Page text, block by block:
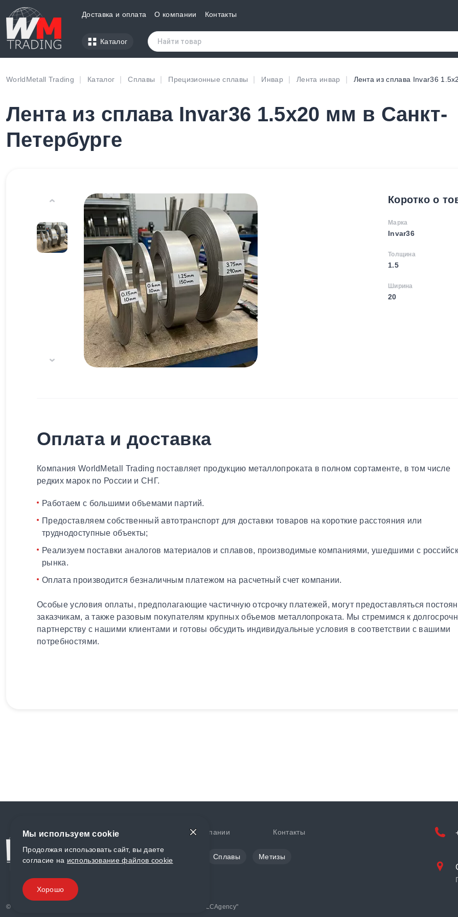
Доставка и оплата О компании Контакты
Каталог
WorldMetall Trading Каталог Сплавы Прецизионные сплавы Инвар Лента инвар Лента из сплава Invar36
Лента из сплава Invar36 1.5х20 мм в Санкт-
Петербурге
Коротко о
Марка
Invar36
Толщина
1.5
Ширина
20
Оплата и доставка
Компания WorldMetall Trading поставляет продукцию металлопроката в полном сортаменте, в том числе
редких марок по России и СНГ.
Работаем с большими объемами партий.
Предоставляем собственный автотранспорт для доставки товаров на короткие расстояния или
труднодоступные объекты;
Реализуем поставки аналогов материалов и сплавов, производимые компаниями, ушедшими с
рынка.
Оплата производится безналичным платежом на расчетный счет компании.
Особые условия оплаты, предполагающие частичную отсрочку платежей, могут предоставляться
заказчикам, а также разовым покупателям крупных объемов металлопроката. Мы стремимся к
партнерству с нашими клиентами и готовы обсудить индивидуальные условия в соответствии с вашими
потребностями.
Доставка и оплата О компании Контакты
Цветной металл Сплавы Метизы
© «World Metall» 2025, Разработка и комплексное продвижение " LCAgency"
Мы используем cookie
Продолжая использовать сайт, вы даете
согласие на использование файлов cookie
Хорошо